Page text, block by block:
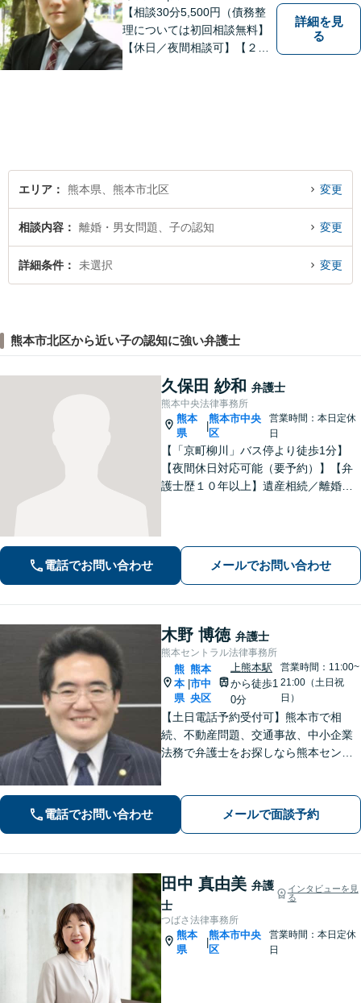
【相談30分5,500円（債務整
理については初回相談無料】
【休日／夜間相談可】【２０
詳細を見
る
エリア 熊本県、熊本市北区 変更
相談内容 離婚・男女問題、子の認知 変更
詳細条件 未選択 変更
熊本市北区から近い子の認知に強い弁護士
久保田 紗和 弁護士
熊本中央法律事務所
熊本
県
|
熊本市中央
区
営業時間：本日定休
日
【「京町柳川」バス停より徒歩1分】
【夜間休日対応可能（要予約）】【弁
護士歴１０年以上】遺産相続／離婚・
す。お気軽にご相談ください。
電話でお問い合わせ メールでお問い合わせ
木野 博徳 弁護士
熊本セントラル法律事務所
熊
本
県
熊本
市中
央区
上熊本駅
から徒歩1
0分
営業時間：11:00~
21:00（土日祝
日）
【土日電話予約受付可】熊本市で相
続、不動産問題、交通事故、中小企業
法務で弁護士をお探しなら熊本セント
受付可】【休日・夜間相談可】
電話でお問い合わせ メールで面談予約
田中 真由美 弁護
士
インタビューを見
る
つばさ法律事務所
熊本
県
|
熊本市中央
区
営業時間：本日定休
日